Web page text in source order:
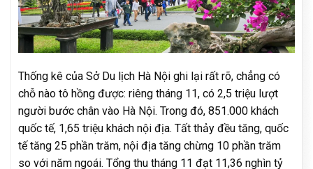
Thống kê của Sở Du lịch Hà Nội ghi lại rất rõ, chẳng có
chỗ nào tô hồng được: riêng tháng 11, có 2,5 triệu lượt
người bước chân vào Hà Nội. Trong đó, 851.000 khách
quốc tế, 1,65 triệu khách nội địa. Tất thảy đều tăng, quốc
tế tăng 25 phần trăm, nội địa tăng chừng 10 phần trăm
so với năm ngoái. Tổng thu tháng 11 đạt 11,36 nghìn tỷ